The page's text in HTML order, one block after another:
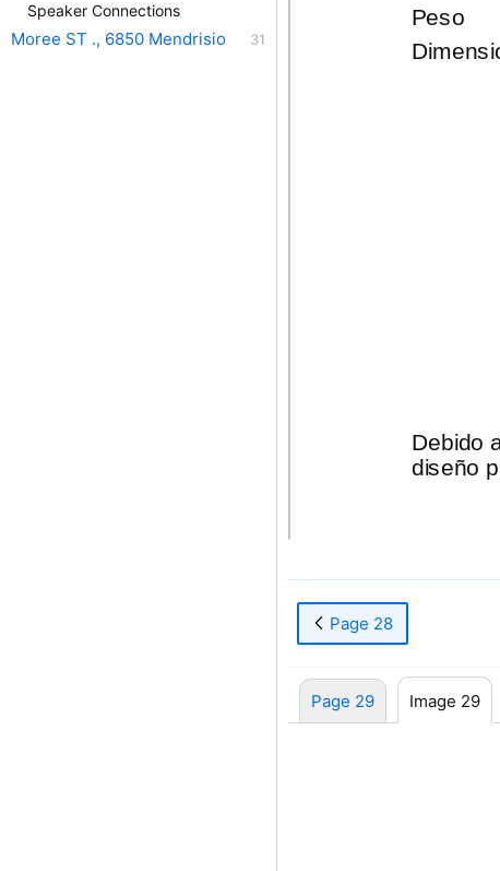
Peso
Debido
diseño
Page 28
Page 29 Image 29
Speaker Connections
Moree ST ., 6850 Mendrisio